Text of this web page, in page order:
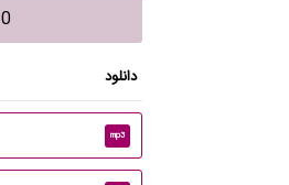
0 لایک
دانلود
mp3